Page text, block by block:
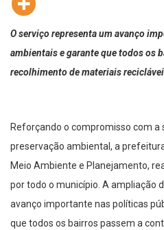
O serviço representa um avanço
ambientais e garante que todos os
recolhimento de materiais
Reforçando o compromisso com a
preservação ambiental, a
Meio Ambiente e Planejamento,
por todo o município. A ampliação
avanço importante nas políticas
que todos os bairros passem a